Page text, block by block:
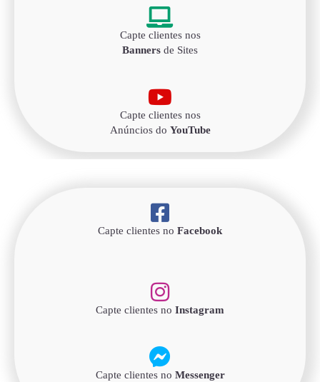
Capte clientes nos
Banners de Sites
Capte clientes nos
Anúncios do YouTube
Capte clientes no Facebook
Capte clientes no Instagram
Capte clientes no Messenger